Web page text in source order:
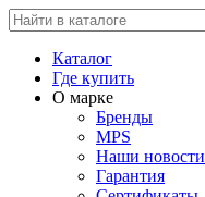
Каталог
Где купить
О марке
Бренды
MPS
Наши новости
Гарантия